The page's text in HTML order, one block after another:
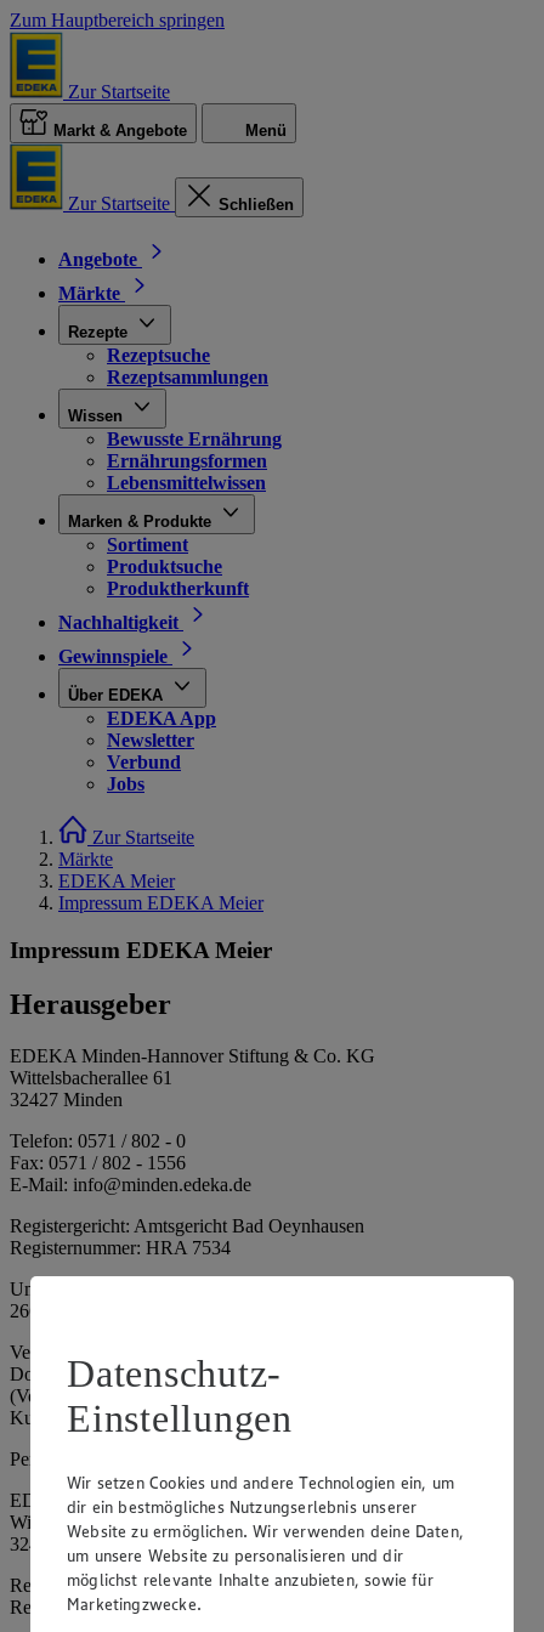
Zum Hauptbereich springen
Zur Startseite
Markt & Angebote Menü
Zur Startseite Schließen
Angebote
Märkte
Rezepte
Rezeptsuche
Rezeptsammlungen
Wissen
Bewusste Ernährung
Ernährungsformen
Lebensmittelwissen
Marken & Produkte
Sortiment
Produktsuche
Produktherkunft
Nachhaltigkeit
Gewinnspiele
Über EDEKA
EDEKA App
Newsletter
Verbund
Jobs
Zur Startseite
Märkte
EDEKA Meier
Impressum EDEKA Meier
Impressum EDEKA Meier
Herausgeber
EDEKA Minden-Hannover Stiftung & Co. KG
Wittelsbacherallee 61
32427 Minden
Telefon: 0571 / 802 - 0
Fax: 0571 / 802 - 1556
E-Mail: info@minden.edeka.de
Registergericht: Amtsgericht Bad Oeynhausen
Registernummer: HRA 7534
Umsatzsteuer-Identifikationsnummer gem. § 27a UStG: DE
266067317
Vertretungsberechtigte: Mark Rosenkranz (Sprecher), Eileen
Dominique Klingsiek (Vorstandsmitglied), Ulf-U. Plath
(Vorstandsmitglied), Stephan Wohler (Vorstandsmitglied), Marc
Kuhlmann (Aufsichtsratsvorsitzender)
Persönlich haftende Gesellschafterin:
EDEKA Minden-Hannover Holding GmbH
Wittelsbacherallee 61
32427 Minden
Registergericht: Amtsgericht Bad Oeynhausen
Registernummer: HRB 4086
Datenschutz-
Einstellungen
Wir setzen Cookies und andere Technologien ein, um
dir ein bestmögliches Nutzungserlebnis unserer
Website zu ermöglichen. Wir verwenden deine Daten,
um unsere Website zu personalisieren und dir
möglichst relevante Inhalte anzubieten, sowie für
Marketingzwecke.